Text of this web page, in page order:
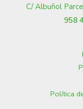
C/ Albuñol
958
Política